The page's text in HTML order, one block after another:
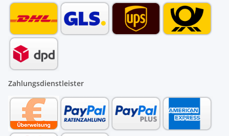
Zahlungsdienstleister